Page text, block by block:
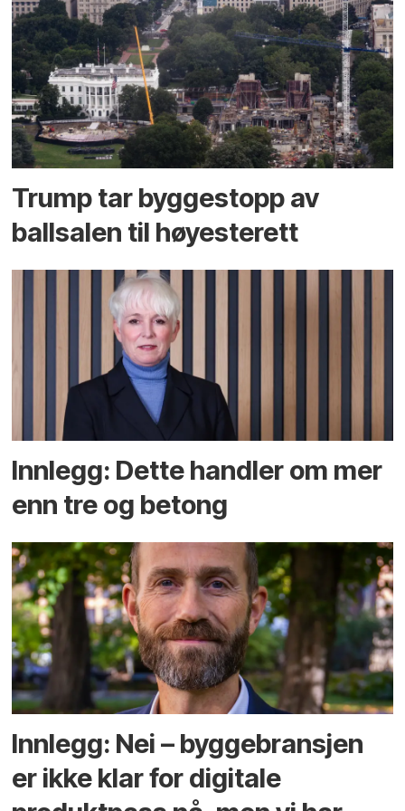
Trump tar byggestopp av
ballsalen til høyesterett
Innlegg: Dette handler om mer
enn tre og betong
Innlegg: Nei – byggebransjen
er ikke klar for digitale